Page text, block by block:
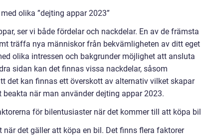
olika ”dejting appar 2023”
ser vi både fördelar och nackdelar. En av de främsta
träffa nya människor från bekvämligheten av ditt eget
olika intressen och bakgrunder möjlighet att ansluta
sidan kan det finnas vissa nackdelar, såsom
det kan finnas ett överskott av alternativ vilket skapar
när man använder dejting appar 2023.
för bilentusiaster när det kommer till att köpa bil
det gäller att köpa en bil. Det finns flera faktorer